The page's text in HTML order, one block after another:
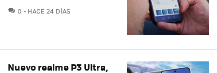
0 COMENTARIOS
HACE 24 DÍAS
Nuevo realme P3 Ultra,